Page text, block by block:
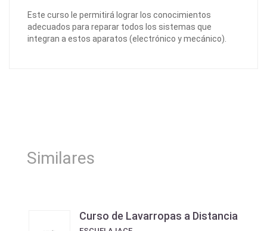
Este curso le permitirá lograr los conocimientos
adecuados para reparar todos los sistemas que
integran a estos aparatos (electrónico y mecánico).
Similares
Curso de Lavarropas a Distancia